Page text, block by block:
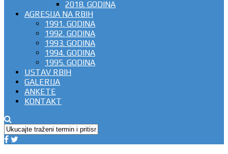
2018. GODINA
AGRESIJA NA RBIH
1991. GODINA
1992. GODINA
1993. GODINA
1994. GODINA
1995. GODINA
USTAV RBIH
GALERIJA
ANKETE
KONTAKT